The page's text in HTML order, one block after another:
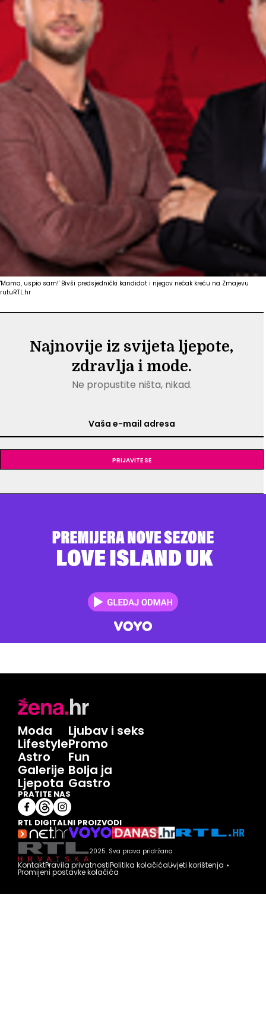
'Mama, uspio sam!' Bivši predsjednički kandidat i njegov nećak kreću na Zmajevu
rutuRTL.hr
Najnovije iz svijeta ljepote,
zdravlja i mode.
Ne propustite ništa, nikad.
Prijavite se
Moda
Lifestyle
Astro
Galerije
Ljepota
Ljubav i seks
Promo
Fun
Bolja ja
Gastro
PRATITE NAS
RTL DIGITALNI PROIZVODI
2025. Sva prava pridržana
KontaktPravila privatnostiPolitika kolačićaUvjeti korištenja
Promijeni postavke kolačića